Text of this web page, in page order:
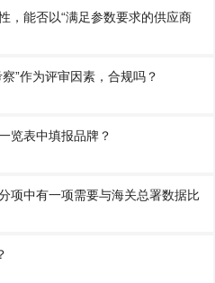
，能否以“满足参数要求的供应商
”作为评审因素，合规吗？
览表中填报品牌？
项中有一项需要与海关总署数据比